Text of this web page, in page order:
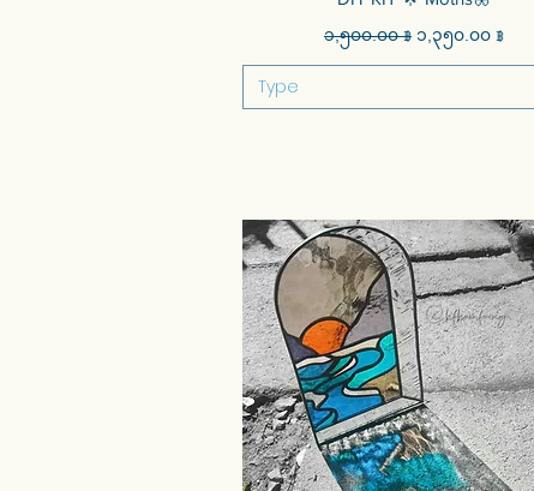
Regular Price
၁,၅၀၀.၀၀ ฿ Sale Price
၁,၃၅၀.၀၀ ฿
Type